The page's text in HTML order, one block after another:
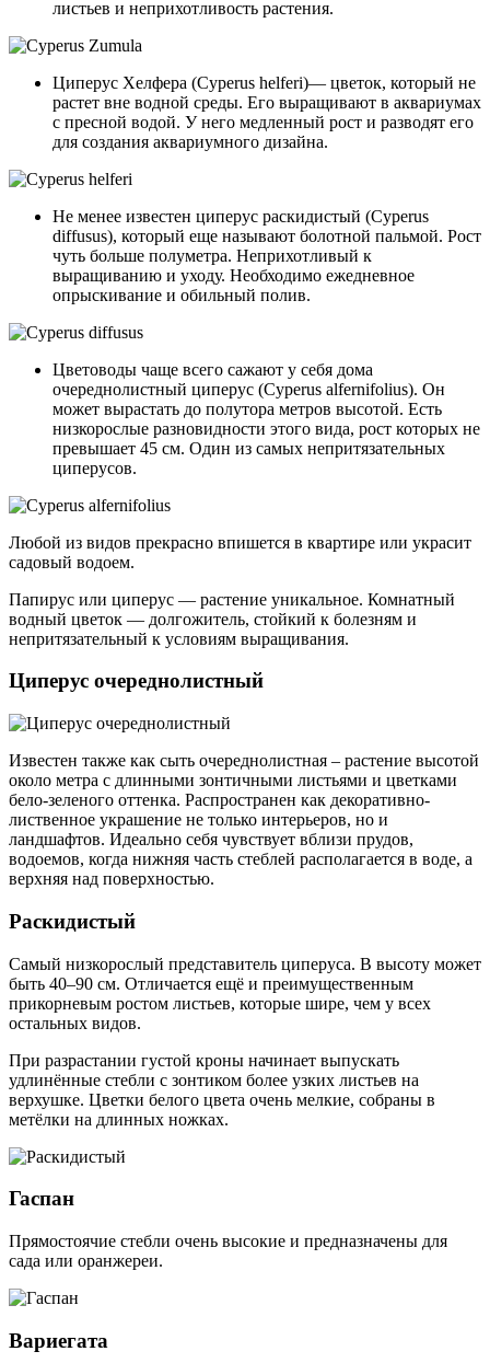
листьев и неприхотливость растения.
Циперус Хелфера (Cyperus helferi)— цветок, который не
растет вне водной среды. Его выращивают в аквариумах
с пресной водой. У него медленный рост и разводят его
для создания аквариумного дизайна.
Не менее известен циперус раскидистый (Cyperus
diffusus), который еще называют болотной пальмой. Рост
чуть больше полуметра. Неприхотливый к
выращиванию и уходу. Необходимо ежедневное
опрыскивание и обильный полив.
Цветоводы чаще всего сажают у себя дома
очереднолистный циперус (Cyperus alfernifolius). Он
может вырастать до полутора метров высотой. Есть
низкорослые разновидности этого вида, рост которых не
превышает 45 см. Один из самых непритязательных
циперусов.
Любой из видов прекрасно впишется в квартире или украсит
садовый водоем.
Папирус или циперус — растение уникальное. Комнатный
водный цветок — долгожитель, стойкий к болезням и
непритязательный к условиям выращивания.
Циперус очереднолистный
Известен также как сыть очереднолистная – растение высотой
около метра с длинными зонтичными листьями и цветками
бело-зеленого оттенка. Распространен как декоративно-
лиственное украшение не только интерьеров, но и
ландшафтов. Идеально себя чувствует вблизи прудов,
водоемов, когда нижняя часть стеблей располагается в воде, а
верхняя над поверхностью.
Раскидистый
Самый низкорослый представитель циперуса. В высоту может
быть 40–90 см. Отличается ещё и преимущественным
прикорневым ростом листьев, которые шире, чем у всех
остальных видов.
При разрастании густой кроны начинает выпускать
удлинённые стебли с зонтиком более узких листьев на
верхушке. Цветки белого цвета очень мелкие, собраны в
метёлки на длинных ножках.
Гаспан
Прямостоячие стебли очень высокие и предназначены для
сада или оранжереи.
Вариегата